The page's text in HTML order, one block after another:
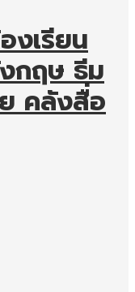
เรียน
กฤษ ธีม
คลังสื่อ